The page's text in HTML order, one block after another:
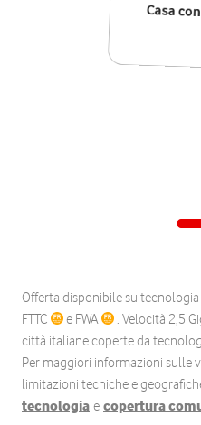
Casa
Offerta disponibile su tecnologia
FTTC
e FWA
. Velocità 2,5
città italiane coperte da
Per maggiori informazioni sulle
limitazioni tecniche e
tecnologia e copertura